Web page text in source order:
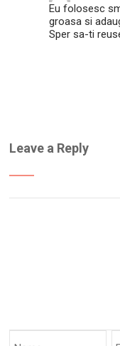
Eu folosesc
groasa si
Sper sa-ti
Leave a Reply